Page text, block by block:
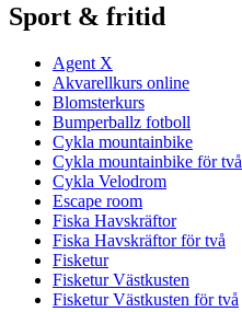
Sport & fritid
Agent X
Akvarellkurs online
Blomsterkurs
Bumperballz fotboll
Cykla mountainbike
Cykla mountainbike för två
Cykla Velodrom
Escape room
Fiska Havskräftor
Fiska Havskräftor för två
Fisketur
Fisketur Västkusten
Fisketur Västkusten för två